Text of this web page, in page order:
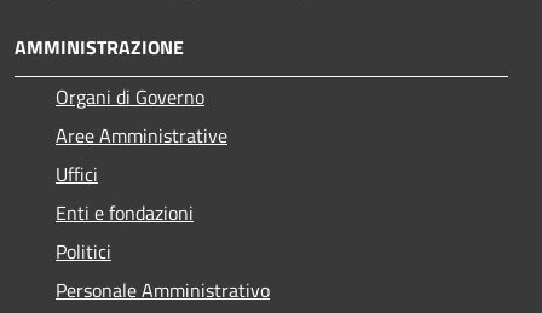
AMMINISTRAZIONE
Organi di Governo
Aree Amministrative
Uffici
Enti e fondazioni
Politici
Personale Amministrativo